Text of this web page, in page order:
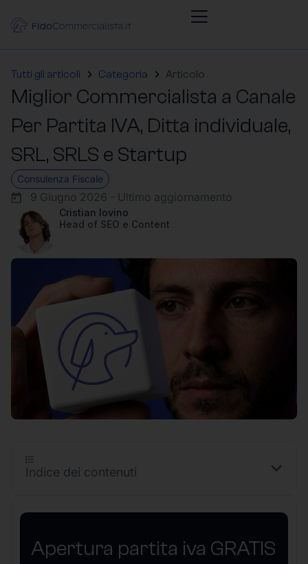
Tutti gli articoli Categoria Articolo
Miglior Commercialista a Canale
Per Partita IVA, Ditta individuale,
SRL, SRLS e Startup
Consulenza Fiscale
9 Giugno 2026 - Ultimo aggiornamento
Cristian Iovino
Head of SEO e Content
Apertura partita iva GRATIS
Indice dei contenuti